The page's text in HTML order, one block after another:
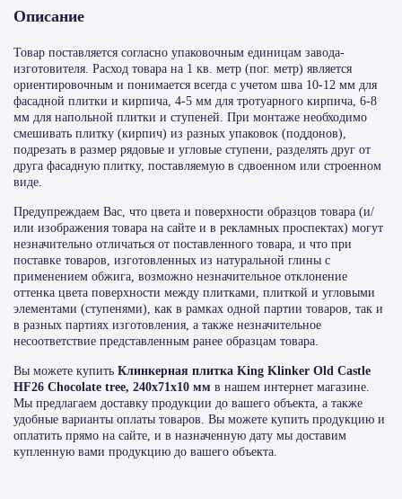
Описание
Товар поставляется согласно упаковочным единицам завода-
изготовителя. Расход товара на 1 кв. метр (пог. метр) является
ориентировочным и понимается всегда с учетом шва 10-12 мм для
фасадной плитки и кирпича, 4-5 мм для тротуарного кирпича, 6-8
мм для напольной плитки и ступеней. При монтаже необходимо
смешивать плитку (кирпич) из разных упаковок (поддонов),
подрезать в размер рядовые и угловые ступени, разделять друг от
друга фасадную плитку, поставляемую в сдвоенном или строенном
виде.
Предупреждаем Вас, что цвета и поверхности образцов товара (и/
или изображения товара на сайте и в рекламных проспектах) могут
незначительно отличаться от поставленного товара, и что при
поставке товаров, изготовленных из натуральной глины с
применением обжига, возможно незначительное отклонение
оттенка цвета поверхности между плитками, плиткой и угловыми
элементами (ступенями), как в рамках одной партии товаров, так и
в разных партиях изготовления, а также незначительное
несоответствие представленным ранее образцам товара.
Вы можете купить Клинкерная плитка King Klinker Old Castle
HF26 Chocolate tree, 240x71x10 мм в нашем интернет магазине.
Мы предлагаем доставку продукции до вашего объекта, а также
удобные варианты оплаты товаров. Вы можете купить продукцию и
оплатить прямо на сайте, и в назначенную дату мы доставим
купленную вами продукцию до вашего объекта.